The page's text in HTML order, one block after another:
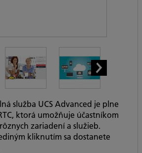
služba UCS Advanced je plne
ktorá umožňuje účastníkom
zariadení a služieb.
kliknutím sa dostanete